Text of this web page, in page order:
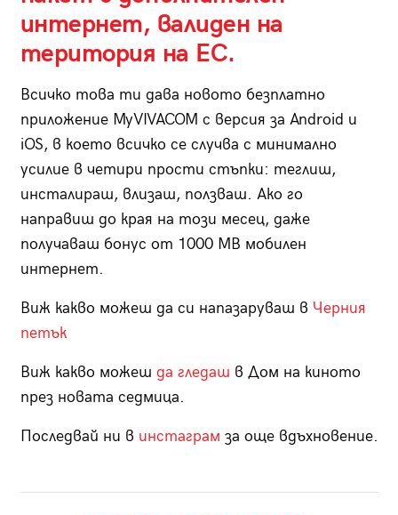
интернет, валиден на
територия на ЕС.
Всичко това ти дава новото безплатно
приложение MyVIVACOM с версия за Android и
iOS, в което всичко се случва с минимално
усилие в четири прости стъпки: теглиш,
инсталираш, влизаш, ползваш. Ако го
направиш до края на този месец, даже
получаваш бонус от 1000 MB мобилен
интернет.
Виж какво можеш да си напазаруваш в Черния
петък
Виж какво можеш да гледаш в Дом на киното
през новата седмица.
Последвай ни в инстаграм за още вдъхновение.